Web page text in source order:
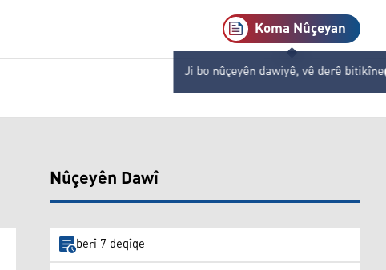
Koma Nûçeyan
Ji bo nûçeyên dawiyê, vê derê bitikîne
Nûçeyên Dawî
berî 7 deqîqe